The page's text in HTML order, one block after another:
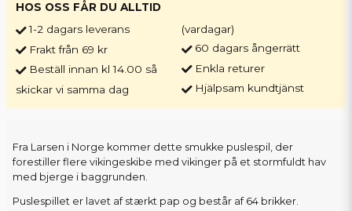
HOS OSS FÅR DU ALLTID
1-2 dagars leverans
Frakt från 69 kr
Beställ innan kl 14.00 så
skickar vi samma dag
(vardagar)
60 dagars ångerrätt
Enkla returer
Hjälpsam kundtjänst
Fra Larsen i Norge kommer dette smukke puslespil, der
forestiller flere vikingeskibe med vikinger på et stormfuldt hav
med bjerge i baggrunden.
Puslespillet er lavet af stærkt pap og består af 64 brikker.